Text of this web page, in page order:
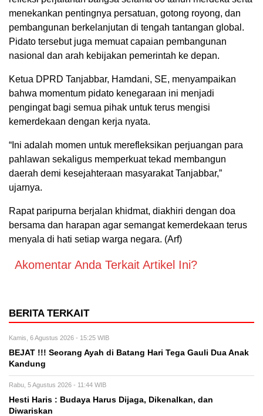
menekankan pentingnya persatuan, gotong royong, dan
pembangunan berkelanjutan di tengah tantangan global.
Pidato tersebut juga memuat capaian pembangunan
nasional dan arah kebijakan pemerintah ke depan.
Ketua DPRD Tanjabbar, Hamdani, SE, menyampaikan
bahwa momentum pidato kenegaraan ini menjadi
pengingat bagi semua pihak untuk terus mengisi
kemerdekaan dengan kerja nyata.
“Ini adalah momen untuk merefleksikan perjuangan para
pahlawan sekaligus memperkuat tekad membangun
daerah demi kesejahteraan masyarakat Tanjabbar,”
ujarnya.
Rapat paripurna berjalan khidmat, diakhiri dengan doa
bersama dan harapan agar semangat kemerdekaan terus
menyala di hati setiap warga negara. (Arf)
Akomentar Anda Terkait Artikel Ini?
BERITA TERKAIT
Kamis, 6 Agustus 2026 - 15:25 WIB
BEJAT !!! Seorang Ayah di Batang Hari Tega Gauli Dua Anak
Kandung
Rabu, 5 Agustus 2026 - 11:44 WIB
Hesti Haris : Budaya Harus Dijaga, Dikenalkan, dan
Diwariskan